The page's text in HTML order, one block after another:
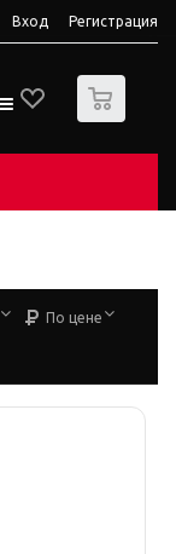
Вход Регистрация
0
По цене